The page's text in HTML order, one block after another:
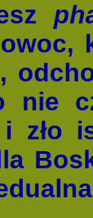
,
nie
zło